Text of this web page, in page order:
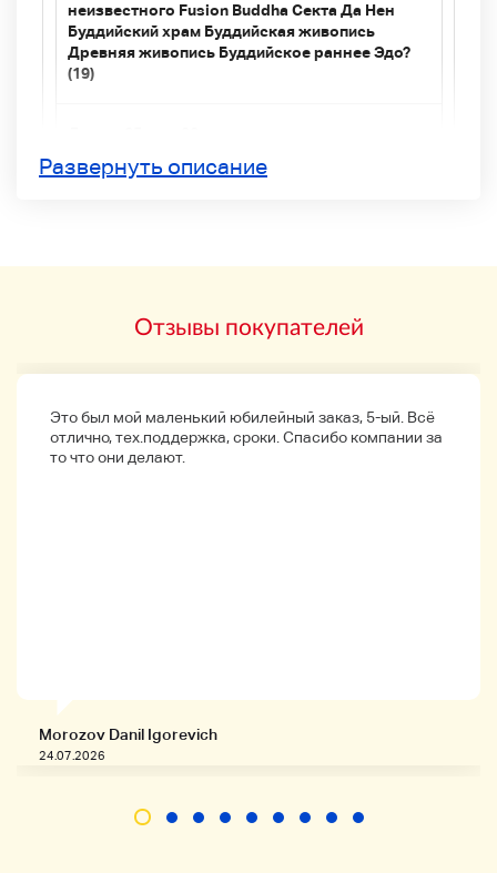
неизвестного Fusion Buddha Секта Да Нен
Буддийский храм Буддийская живопись
Древняя живопись Буддийское раннее Эдо?
(19)
Будды и законного учителя. Он очень старый
◆ Мы будем выпускать материалы, собранные
антиквариатом и аукционами в течение
протяжении десятилетий, и мы храним ее в
темном месте в коробке. Я хотел бы
поблагодарить вас за понимание.
★ Пожалуйста, оплатите в течение 2 дней с
★ Мы не выдаем квитанции. Пожалуйста,
проверьте детали.
плохая оценка или другие вредоносные знаки
или отметки, мы можем отменить заявку.
Развернуть описание
Отзывы покупателей
Это был мой маленький юбилейный заказ, 5-ый. Всё
отлично, тех.поддержка, сроки. Спасибо компании за
то что они делают.
Morozov Danil Igorevich
24.07.2026